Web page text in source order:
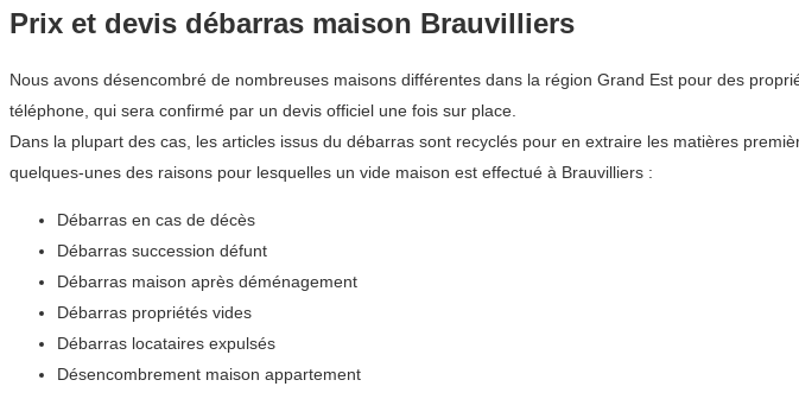
Prix et devis débarras maison Brauvilliers
Nous avons désencombré de nombreuses maisons différentes dans la région Grand Est pour des
téléphone, qui sera confirmé par un devis officiel une fois sur place.
Dans la plupart des cas, les articles issus du débarras sont recyclés pour en extraire les matières
quelques-unes des raisons pour lesquelles un vide maison est effectué à Brauvilliers :
Débarras en cas de décès
Débarras succession défunt
Débarras maison après déménagement
Débarras propriétés vides
Débarras locataires expulsés
Désencombrement maison appartement